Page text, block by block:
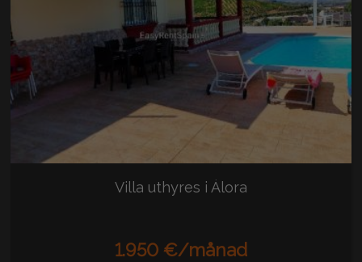
Villa uthyres i Álora
1.950 €/månad